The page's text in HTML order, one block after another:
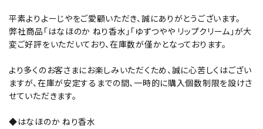
特集
お知らせ
ご利用ガイド
平素よりよーじやをご愛顧いただき、誠にありがとうございます。
弊社商品「はなほのか ねり香水」「ゆずつやや リップクリーム」が大
変ご好評をいただいており、在庫数が僅かとなっております。
より多くのお客さまにお楽しみいただくため、誠に心苦しくはござい
ますが、在庫が安定するまでの間、一時的に購入個数制限を設けさ
せていただきます。
◆はなほのか ねり香水